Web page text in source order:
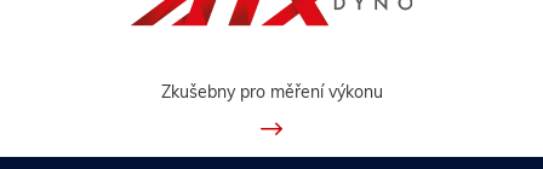
Zkušebny pro měření výkonu